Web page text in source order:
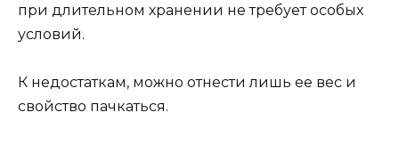
при длительном хранении не требует особых
условий.
К недостаткам, можно отнести лишь ее вес и
свойство пачкаться.